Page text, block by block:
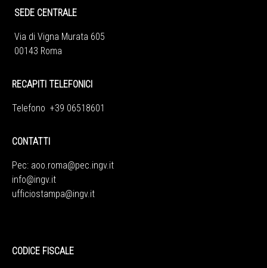
SEDE CENTRALE
Via di Vigna Murata 605
00143 Roma
RECAPITI TELEFONICI
Telefono +39 06518601
CONTATTI
Pec: aoo.roma@pec.ingv.it
info@ingv.it
ufficiostampa@ingv.it
CODICE FISCALE